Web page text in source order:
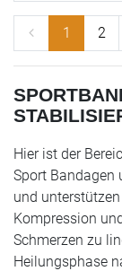
1 2
Hier ist der
Sport Bandagen
und
Kompression
Schmerzen zu
Heilungsphase